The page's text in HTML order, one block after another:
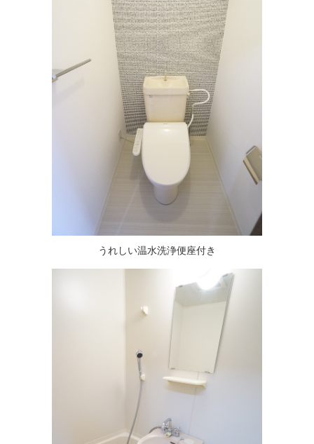
うれしい温水洗浄便座付き